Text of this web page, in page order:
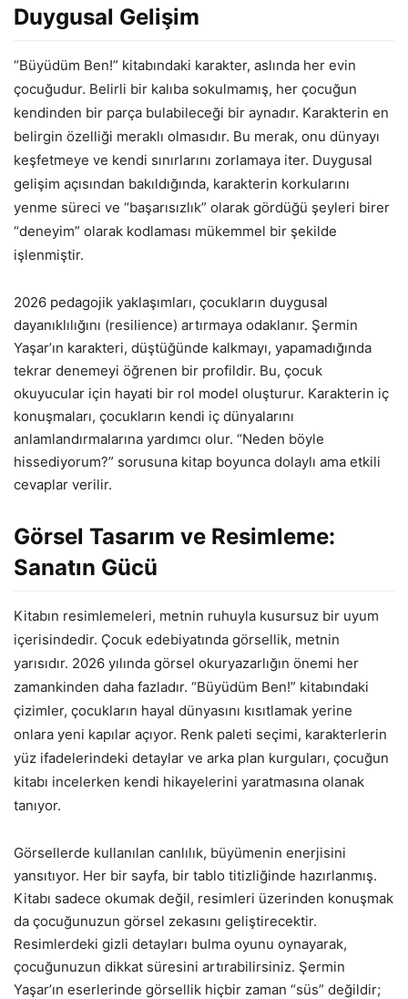
Duygusal Gelişim
“Büyüdüm Ben!” kitabındaki karakter, aslında her evin
çocuğudur. Belirli bir kalıba sokulmamış, her çocuğun
kendinden bir parça bulabileceği bir aynadır. Karakterin en
belirgin özelliği meraklı olmasıdır. Bu merak, onu dünyayı
keşfetmeye ve kendi sınırlarını zorlamaya iter. Duygusal
gelişim açısından bakıldığında, karakterin korkularını
yenme süreci ve “başarısızlık” olarak gördüğü şeyleri birer
“deneyim” olarak kodlaması mükemmel bir şekilde
işlenmiştir.
2026 pedagojik yaklaşımları, çocukların duygusal
dayanıklılığını (resilience) artırmaya odaklanır. Şermin
Yaşar’ın karakteri, düştüğünde kalkmayı, yapamadığında
tekrar denemeyi öğrenen bir profildir. Bu, çocuk
okuyucular için hayati bir rol model oluşturur. Karakterin iç
konuşmaları, çocukların kendi iç dünyalarını
anlamlandırmalarına yardımcı olur. “Neden böyle
hissediyorum?” sorusuna kitap boyunca dolaylı ama etkili
cevaplar verilir.
Görsel Tasarım ve Resimleme:
Sanatın Gücü
Kitabın resimlemeleri, metnin ruhuyla kusursuz bir uyum
içerisindedir. Çocuk edebiyatında görsellik, metnin
yarısıdır. 2026 yılında görsel okuryazarlığın önemi her
zamankinden daha fazladır. “Büyüdüm Ben!” kitabındaki
çizimler, çocukların hayal dünyasını kısıtlamak yerine
onlara yeni kapılar açıyor. Renk paleti seçimi, karakterlerin
yüz ifadelerindeki detaylar ve arka plan kurguları, çocuğun
kitabı incelerken kendi hikayelerini yaratmasına olanak
tanıyor.
Görsellerde kullanılan canlılık, büyümenin enerjisini
yansıtıyor. Her bir sayfa, bir tablo titizliğinde hazırlanmış.
Kitabı sadece okumak değil, resimleri üzerinden konuşmak
da çocuğunuzun görsel zekasını geliştirecektir.
Resimlerdeki gizli detayları bulma oyunu oynayarak,
çocuğunuzun dikkat süresini artırabilirsiniz. Şermin
Yaşar’ın eserlerinde görsellik hiçbir zaman “süs” değildir;